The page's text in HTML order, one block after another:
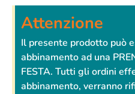
Attenzione
Il presente prodotto può
abbinamento ad una
FESTA. Tutti gli ordini
abbinamento, verranno